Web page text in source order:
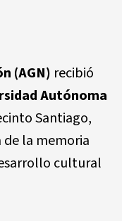
(AGN) recibió
Autónoma
Santiago,
la memoria
cultural